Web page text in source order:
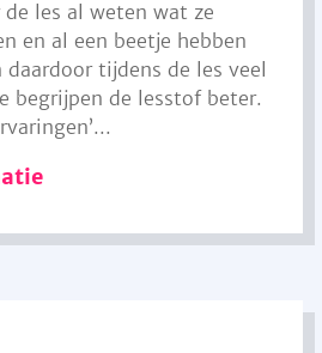
les al weten wat ze
en al een beetje hebben
tijdens de les veel
begrijpen de lesstof beter.